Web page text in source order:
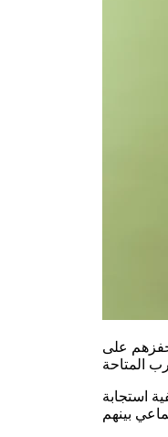
على
استجابة